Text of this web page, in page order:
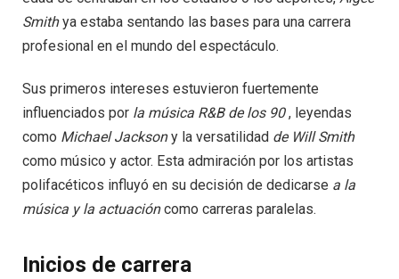
Smithya estaba sentando las bases para una carrera
profesional en el mundo del espectáculo.
Sus primeros intereses estuvieron fuertemente
influenciados por la música R&B de los 90, leyendas
como Michael Jacksony la versatilidad de Will Smith
como músico y actor. Esta admiración por los artistas
polifacéticos influyó en su decisión de dedicarse a la
música y la actuacióncomo carreras paralelas.
Inicios de carrera